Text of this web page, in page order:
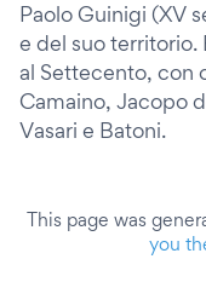
Paolo Guinigi (XV
e del suo territorio.
al Settecento, con
Camaino, Jacopo
Vasari e Batoni.
This page was
you